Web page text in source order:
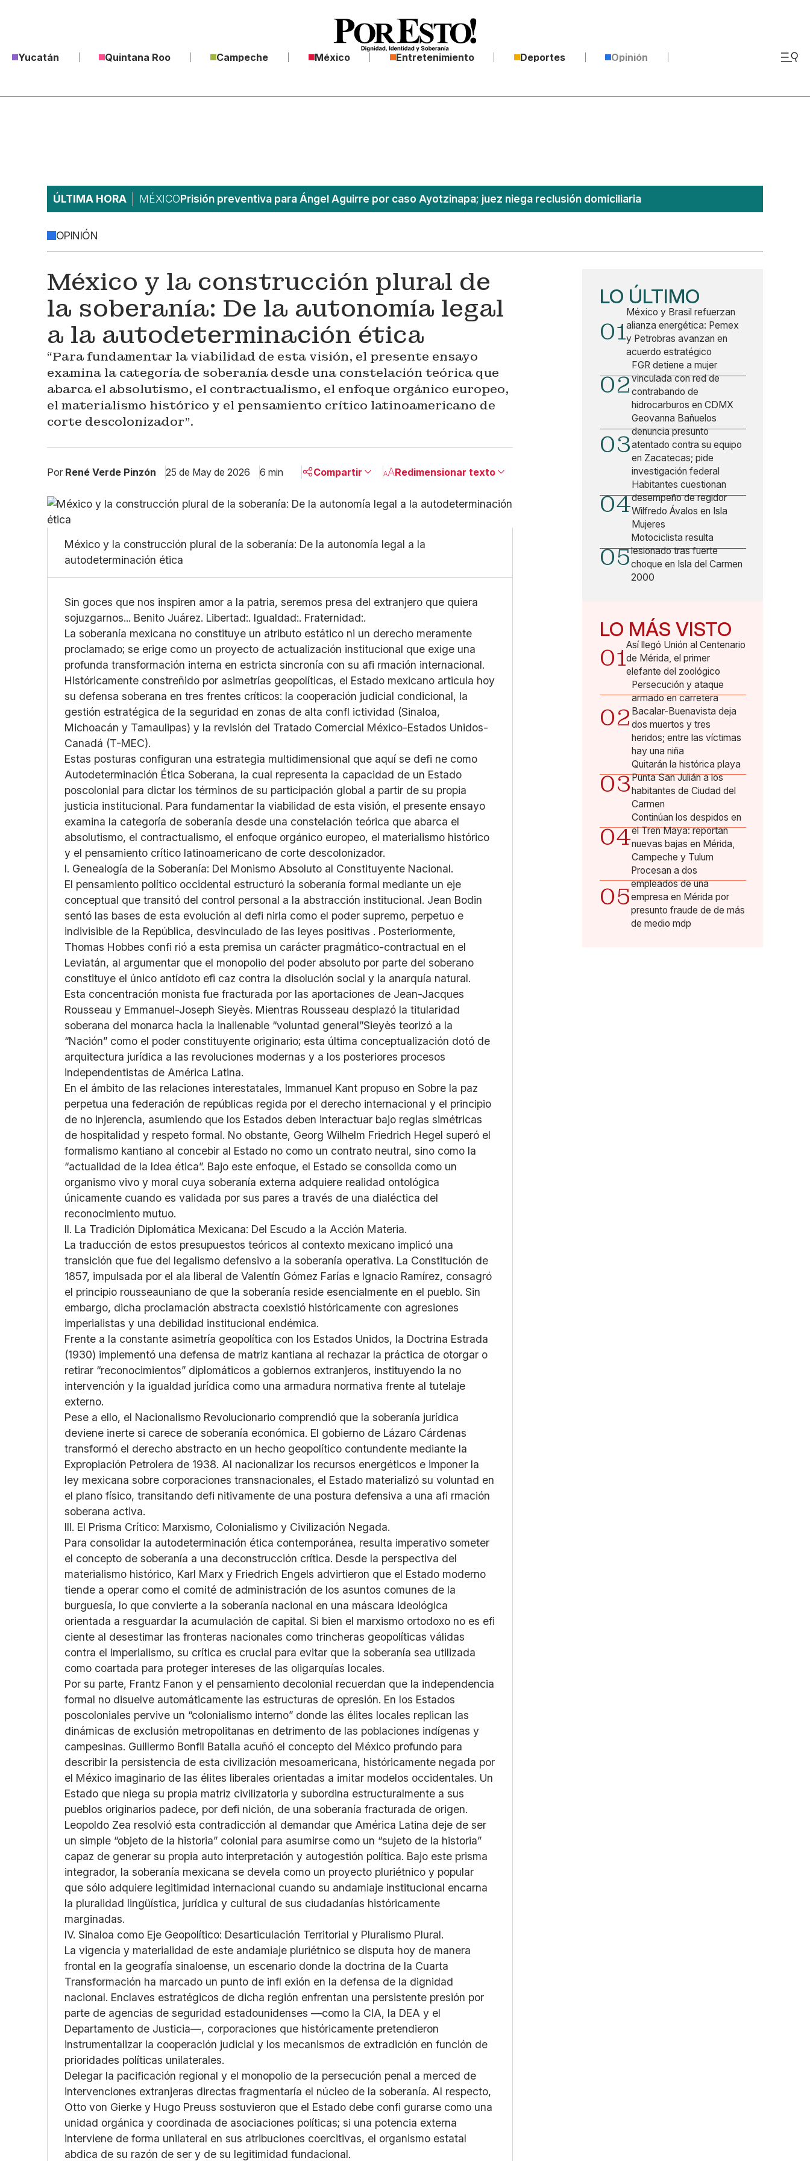
Yucatán Quintana Roo Campeche México Entretenimiento Deportes Opinión
ÚLTIMA HORA MÉXICOPrisión preventiva para Ángel Aguirre por caso Ayotzinapa; juez niega reclusión domiciliaria
OPINIÓN
México y la construcción plural de
la soberanía: De la autonomía legal
a la autodeterminación ética
“Para fundamentar la viabilidad de esta visión, el presente ensayo
examina la categoría de soberanía desde una constelación teórica que
abarca el absolutismo, el contractualismo, el enfoque orgánico europeo,
el materialismo histórico y el pensamiento crítico latinoamericano de
corte descolonizador”.
Por René Verde Pinzón 25 de May de 2026 6 min Compartir
Linkedin
Whatsapp
Redimensionar texto
Pequeño
México y la construcción plural de la soberanía: De la autonomía legal a la
autodeterminación ética
Sin goces que nos inspiren amor a la patria, seremos presa del extranjero que quiera
sojuzgarnos... Benito Juárez. Libertad:. Igualdad:. Fraternidad:.
La soberanía mexicana no constituye un atributo estático ni un derecho meramente
proclamado; se erige como un proyecto de actualización institucional que exige una
profunda transformación interna en estricta sincronía con su afi rmación internacional.
Históricamente constreñido por asimetrías geopolíticas, el Estado mexicano articula hoy
su defensa soberana en tres frentes críticos: la cooperación judicial condicional, la
gestión estratégica de la seguridad en zonas de alta confl ictividad (Sinaloa,
Michoacán y Tamaulipas) y la revisión del Tratado Comercial México-Estados Unidos-
Canadá (T-MEC).
Estas posturas configuran una estrategia multidimensional que aquí se defi ne como
Autodeterminación Ética Soberana, la cual representa la capacidad de un Estado
poscolonial para dictar los términos de su participación global a partir de su propia
justicia institucional. Para fundamentar la viabilidad de esta visión, el presente ensayo
examina la categoría de soberanía desde una constelación teórica que abarca el
absolutismo, el contractualismo, el enfoque orgánico europeo, el materialismo histórico
y el pensamiento crítico latinoamericano de corte descolonizador.
I. Genealogía de la Soberanía: Del Monismo Absoluto al Constituyente Nacional.
El pensamiento político occidental estructuró la soberanía formal mediante un eje
conceptual que transitó del control personal a la abstracción institucional. Jean Bodin
sentó las bases de esta evolución al defi nirla como el poder supremo, perpetuo e
indivisible de la República, desvinculado de las leyes positivas . Posteriormente,
Thomas Hobbes confi rió a esta premisa un carácter pragmático-contractual en el
Leviatán, al argumentar que el monopolio del poder absoluto por parte del soberano
constituye el único antídoto efi caz contra la disolución social y la anarquía natural.
Esta concentración monista fue fracturada por las aportaciones de Jean-Jacques
Rousseau y Emmanuel-Joseph Sieyès. Mientras Rousseau desplazó la titularidad
soberana del monarca hacia la inalienable “voluntad general”Sieyès teorizó a la
“Nación” como el poder constituyente originario; esta última conceptualización dotó de
arquitectura jurídica a las revoluciones modernas y a los posteriores procesos
independentistas de América Latina.
En el ámbito de las relaciones interestatales, Immanuel Kant propuso en Sobre la paz
perpetua una federación de repúblicas regida por el derecho internacional y el principio
de no injerencia, asumiendo que los Estados deben interactuar bajo reglas simétricas
de hospitalidad y respeto formal. No obstante, Georg Wilhelm Friedrich Hegel superó el
formalismo kantiano al concebir al Estado no como un contrato neutral, sino como la
“actualidad de la Idea ética”. Bajo este enfoque, el Estado se consolida como un
organismo vivo y moral cuya soberanía externa adquiere realidad ontológica
únicamente cuando es validada por sus pares a través de una dialéctica del
reconocimiento mutuo.
II. La Tradición Diplomática Mexicana: Del Escudo a la Acción Materia.
La traducción de estos presupuestos teóricos al contexto mexicano implicó una
transición que fue del legalismo defensivo a la soberanía operativa. La Constitución de
1857, impulsada por el ala liberal de Valentín Gómez Farías e Ignacio Ramírez, consagró
el principio rousseauniano de que la soberanía reside esencialmente en el pueblo. Sin
embargo, dicha proclamación abstracta coexistió históricamente con agresiones
imperialistas y una debilidad institucional endémica.
Frente a la constante asimetría geopolítica con los Estados Unidos, la Doctrina Estrada
(1930) implementó una defensa de matriz kantiana al rechazar la práctica de otorgar o
retirar “reconocimientos” diplomáticos a gobiernos extranjeros, instituyendo la no
intervención y la igualdad jurídica como una armadura normativa frente al tutelaje
externo.
Pese a ello, el Nacionalismo Revolucionario comprendió que la soberanía jurídica
deviene inerte si carece de soberanía económica. El gobierno de Lázaro Cárdenas
transformó el derecho abstracto en un hecho geopolítico contundente mediante la
Expropiación Petrolera de 1938. Al nacionalizar los recursos energéticos e imponer la
ley mexicana sobre corporaciones transnacionales, el Estado materializó su voluntad en
el plano físico, transitando defi nitivamente de una postura defensiva a una afi rmación
soberana activa.
III. El Prisma Crítico: Marxismo, Colonialismo y Civilización Negada.
Para consolidar la autodeterminación ética contemporánea, resulta imperativo someter
el concepto de soberanía a una deconstrucción crítica. Desde la perspectiva del
materialismo histórico, Karl Marx y Friedrich Engels advirtieron que el Estado moderno
tiende a operar como el comité de administración de los asuntos comunes de la
burguesía, lo que convierte a la soberanía nacional en una máscara ideológica
orientada a resguardar la acumulación de capital. Si bien el marxismo ortodoxo no es efi
ciente al desestimar las fronteras nacionales como trincheras geopolíticas válidas
contra el imperialismo, su crítica es crucial para evitar que la soberanía sea utilizada
como coartada para proteger intereses de las oligarquías locales.
Por su parte, Frantz Fanon y el pensamiento decolonial recuerdan que la independencia
formal no disuelve automáticamente las estructuras de opresión. En los Estados
poscoloniales pervive un “colonialismo interno” donde las élites locales replican las
dinámicas de exclusión metropolitanas en detrimento de las poblaciones indígenas y
campesinas. Guillermo Bonfil Batalla acuñó el concepto del México profundo para
describir la persistencia de esta civilización mesoamericana, históricamente negada por
el México imaginario de las élites liberales orientadas a imitar modelos occidentales. Un
Estado que niega su propia matriz civilizatoria y subordina estructuralmente a sus
pueblos originarios padece, por defi nición, de una soberanía fracturada de origen.
Leopoldo Zea resolvió esta contradicción al demandar que América Latina deje de ser
un simple “objeto de la historia” colonial para asumirse como un “sujeto de la historia”
capaz de generar su propia auto interpretación y autogestión política. Bajo este prisma
integrador, la soberanía mexicana se devela como un proyecto pluriétnico y popular
que sólo adquiere legitimidad internacional cuando su andamiaje institucional encarna
la pluralidad lingüística, jurídica y cultural de sus ciudadanías históricamente
marginadas.
IV. Sinaloa como Eje Geopolítico: Desarticulación Territorial y Pluralismo Plural.
La vigencia y materialidad de este andamiaje pluriétnico se disputa hoy de manera
frontal en la geografía sinaloense, un escenario donde la doctrina de la Cuarta
Transformación ha marcado un punto de infl exión en la defensa de la dignidad
nacional. Enclaves estratégicos de dicha región enfrentan una persistente presión por
parte de agencias de seguridad estadounidenses —como la CIA, la DEA y el
Departamento de Justicia—, corporaciones que históricamente pretendieron
instrumentalizar la cooperación judicial y los mecanismos de extradición en función de
prioridades políticas unilaterales.
Delegar la pacificación regional y el monopolio de la persecución penal a merced de
intervenciones extranjeras directas fragmentaría el núcleo de la soberanía. Al respecto,
Otto von Gierke y Hugo Preuss sostuvieron que el Estado debe confi gurarse como una
unidad orgánica y coordinada de asociaciones políticas; si una potencia externa
interviene de forma unilateral en sus atribuciones coercitivas, el organismo estatal
abdica de su razón de ser y de su legitimidad fundacional.
LO ÚLTIMO
01
México y Brasil refuerzan
alianza energética: Pemex
y Petrobras avanzan en
acuerdo estratégico
02
FGR detiene a mujer
vinculada con red de
contrabando de
hidrocarburos en CDMX
03
Geovanna Bañuelos
denuncia presunto
atentado contra su equipo
en Zacatecas; pide
investigación federal
04
Habitantes cuestionan
desempeño de regidor
Wilfredo Ávalos en Isla
Mujeres
05
Motociclista resulta
lesionado tras fuerte
choque en Isla del Carmen
2000
LO MÁS VISTO
01Así llegó Unión al Centenario
de Mérida, el primer
elefante del zoológico
02
Persecución y ataque
armado en carretera
Bacalar-Buenavista deja
dos muertos y tres
heridos; entre las víctimas
hay una niña
03
Quitarán la histórica playa
Punta San Julián a los
habitantes de Ciudad del
Carmen
04
Continúan los despidos en
el Tren Maya: reportan
nuevas bajas en Mérida,
Campeche y Tulum
05
Procesan a dos
empleados de una
empresa en Mérida por
presunto fraude de de más
de medio mdp